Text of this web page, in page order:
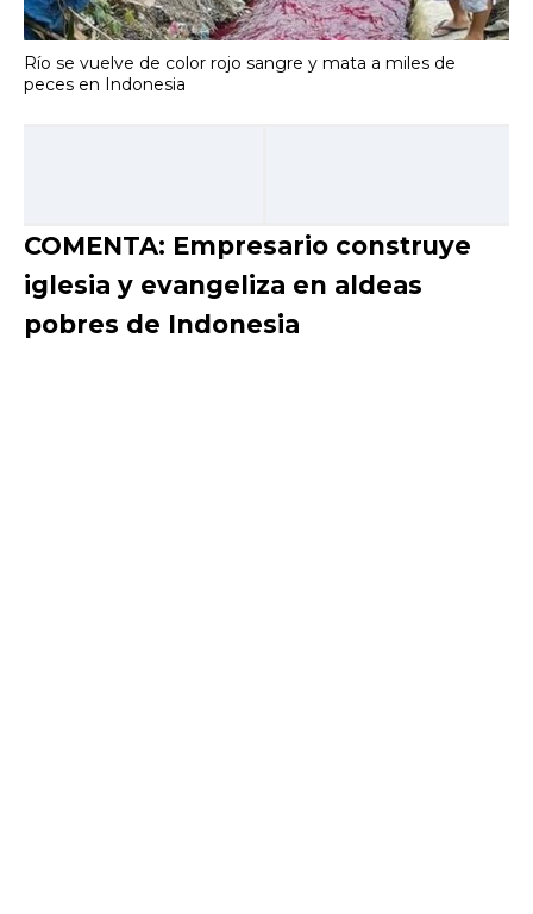
Río se vuelve de color rojo sangre y mata a miles de
peces en Indonesia
COMENTA: Empresario construye
iglesia y evangeliza en aldeas
pobres de Indonesia